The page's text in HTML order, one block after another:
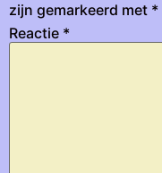
zijn gemarkeerd met *
Reactie *